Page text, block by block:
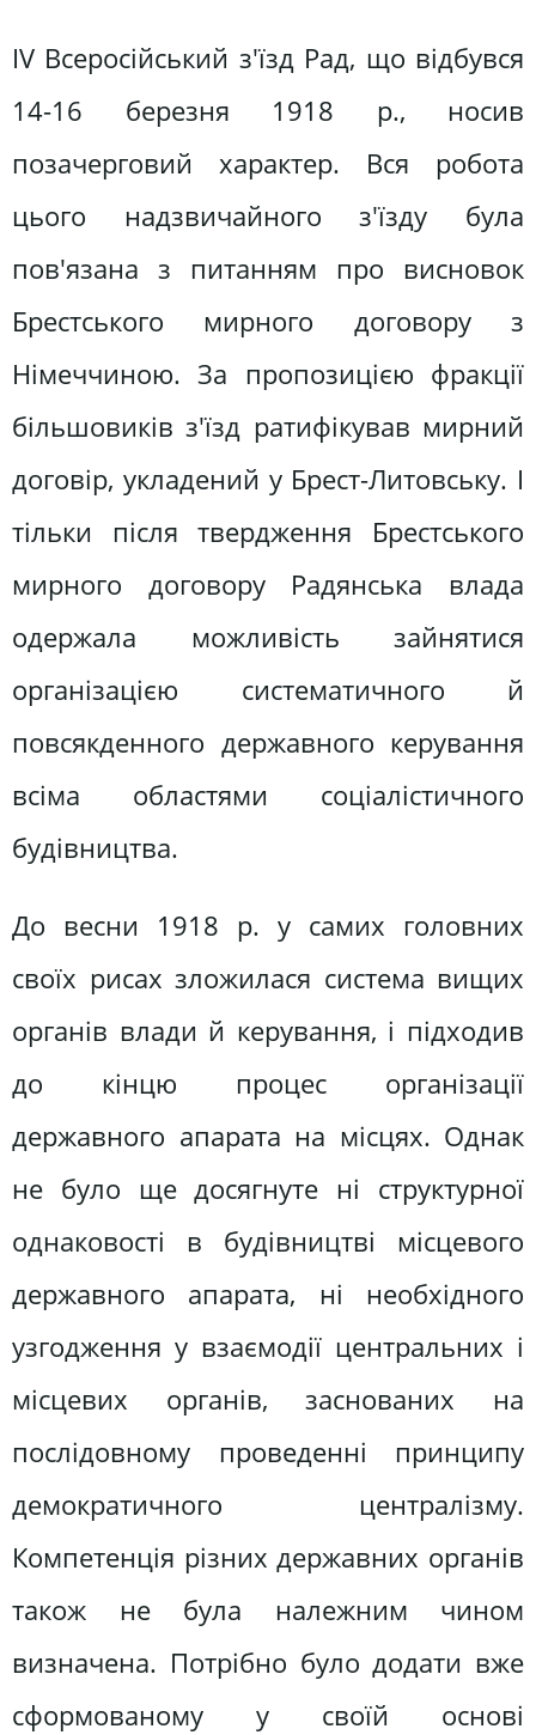
ІV Всеросійський з'їзд Рад, що відбувся
14-16 березня 1918 р., носив
позачерговий характер. Вся робота
цього надзвичайного з'їзду була
пов'язана з питанням про висновок
Брестського мирного договору з
Німеччиною. За пропозицією фракції
більшовиків з'їзд ратифікував мирний
договір, укладений у Брест-Литовську. І
тільки після твердження Брестського
мирного договору Радянська влада
одержала можливість зайнятися
організацією систематичного й
повсякденного державного керування
всіма областями соціалістичного
будівництва.
До весни 1918 р. у самих головних
своїх рисах зложилася система вищих
органів влади й керування, і підходив
до кінцю процес організації
державного апарата на місцях. Однак
не було ще досягнуте ні структурної
однаковості в будівництві місцевого
державного апарата, ні необхідного
узгодження у взаємодії центральних і
місцевих органів, заснованих на
послідовному проведенні принципу
демократичного централізму.
Компетенція різних державних органів
також не була належним чином
визначена. Потрібно було додати вже
сформованому у своїй основі